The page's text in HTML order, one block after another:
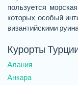
пользуется
которых особый
византийскими
Курорты
Алания
Анкара